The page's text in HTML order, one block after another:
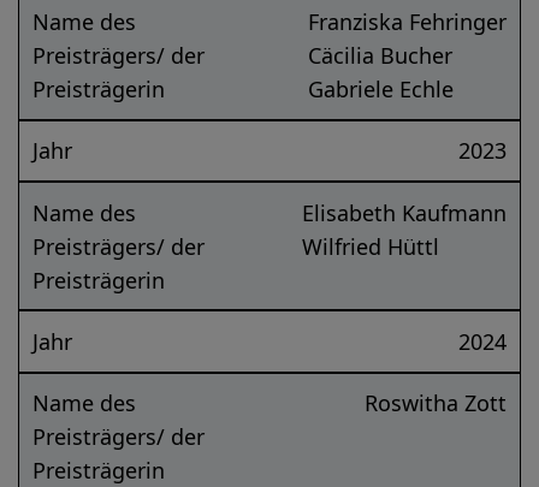
Name des
Preisträgers/ der
Preisträgerin
Franziska Fehringer
Cäcilia Bucher
Gabriele Echle
Jahr 2023
Name des
Preisträgers/ der
Preisträgerin
Elisabeth Kaufmann
Wilfried Hüttl
Jahr 2024
Name des
Preisträgers/ der
Preisträgerin
Roswitha Zott